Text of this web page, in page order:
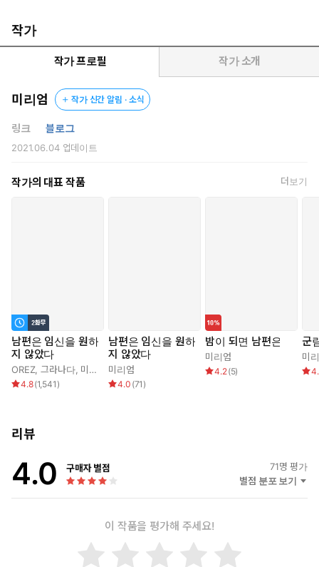
“이 아이가 당신 아이가 아니라는 건, 당신이 더 잘 알지 않나요?”
침착하게 거짓을 고했다. 새빨간 거짓말에 그는 속아 넘어갈 수밖
왜냐하면 그는……. 그는…….
“그래. 내 새끼일 리가 없겠지.”
예상대로 그는 거짓에 수긍했다. 한숨 쉬며 말하는 표정은 굉장히
복잡해보였다.
테 깔려있는 거지.”
살짝 부풀어 오른 배를 손바닥으로 짚으며 그는 조소를 내뱉었다.
“걱정 마. 내가 다시 깨끗하게 해 줄 테니까. 보지부터 아기집까
얼토당토않은 말을 그는 얼굴색 하나 바꾸지 않고 진지하게 말했
꺼번에 벗겨 냈다.
작가
작가 프로필 작가 소개
미리엄 작가 신간 알림 · 소식
링크 블로그
2021.06.04업데이트
작가의 대표 작품 더보기
남편은 임신을 원하
지 않았다
OREZ,그라나다, 미리엄
4.8(1,541 )
남편은 임신을 원하
지 않았다
미리엄
4.0 (71 )
밤이 되면 남편은
미리엄
4.2(5)
군
미
리뷰
4.0 구매자 별점 71명 평가
별점 분포 보기
이 작품을 평가해 주세요!